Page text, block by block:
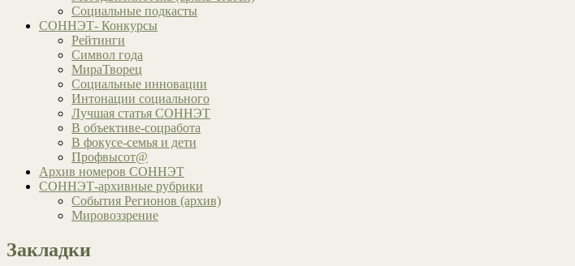
Социальные подкасты
СОННЭТ- Конкурсы
Рейтинги
Символ года
МираТворец
Социальные инновации
Интонации социального
Лучшая статья СОННЭТ
В объективе-соцработа
В фокусе-семья и дети
Профвысот@
Архив номеров СОННЭТ
СОННЭТ-архивные рубрики
События Регионов (архив)
Мировоззрение
Закладки